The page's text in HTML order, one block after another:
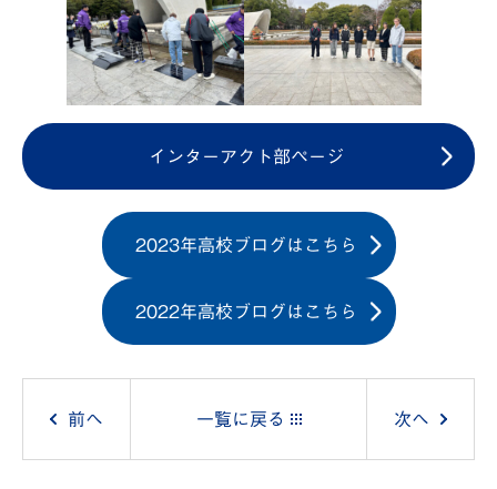
インターアクト部ページ
2023年高校ブログはこちら
2022年高校ブログはこちら
稿
前へ 一覧に戻る 次へ